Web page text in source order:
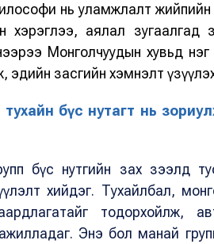
нь уламжлалт
хэрэглээ, аялал
Монголчуудын хувьд
эдийн засгийн хэмнэлт
бүс нутагт нь
бүс нутгийн зах зээлд
хийдэг. Тухайлбал,
тодорхойлж,
Энэ бол манай